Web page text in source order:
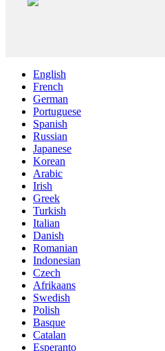
English
French
German
Portuguese
Spanish
Russian
Japanese
Korean
Arabic
Irish
Greek
Turkish
Italian
Danish
Romanian
Indonesian
Czech
Afrikaans
Swedish
Polish
Basque
Catalan
Esperanto